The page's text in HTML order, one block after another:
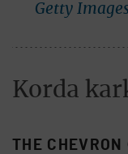
Getty
Korda
THE CHEVRON